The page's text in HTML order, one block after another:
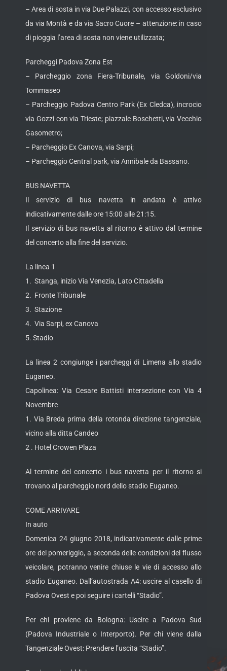
– Area di sosta in via Due Palazzi, con accesso esclusivo
da via Montà e da via Sacro Cuore – attenzione: in caso
di pioggia l’area di sosta non viene utilizzata;
Parcheggi Padova Zona Est
– Parcheggio zona Fiera-Tribunale, via Goldoni/via
Tommaseo
– Parcheggio Padova Centro Park (Ex Cledca), incrocio
via Gozzi con via Trieste; piazzale Boschetti, via Vecchio
Gasometro;
– Parcheggio Ex Canova, via Sarpi;
– Parcheggio Central park, via Annibale da Bassano.
BUS NAVETTA
Il servizio di bus navetta in andata è attivo
indicativamente dalle ore 15:00 alle 21:15.
Il servizio di bus navetta al ritorno è attivo dal termine
del concerto alla fine del servizio.
La linea 1
1. Stanga, inizio Via Venezia, Lato Cittadella
2. Fronte Tribunale
3. Stazione
4. Via Sarpi, ex Canova
5. Stadio
La linea 2 congiunge i parcheggi di Limena allo stadio
Euganeo.
Capolinea: Via Cesare Battisti intersezione con Via 4
Novembre
1. Via Breda prima della rotonda direzione tangenziale,
vicino alla ditta Candeo
2 . Hotel Crowen Plaza
Al termine del concerto i bus navetta per il ritorno si
trovano al parcheggio nord dello stadio Euganeo.
COME ARRIVARE
In auto
Domenica 24 giugno 2018, indicativamente dalle prime
ore del pomeriggio, a seconda delle condizioni del flusso
veicolare, potranno venire chiuse le vie di accesso allo
stadio Euganeo. Dall’autostrada A4: uscire al casello di
Padova Ovest e poi seguire i cartelli “Stadio”.
Per chi proviene da Bologna: Uscire a Padova Sud
(Padova Industriale o Interporto). Per chi viene dalla
Tangenziale Ovest: Prendere l’uscita “Stadio”.